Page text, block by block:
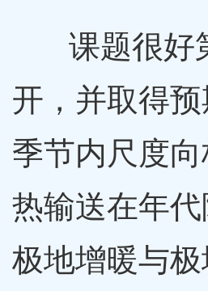
课题很好
开，并取得
季节内尺度
热输送在年
极地增暖与